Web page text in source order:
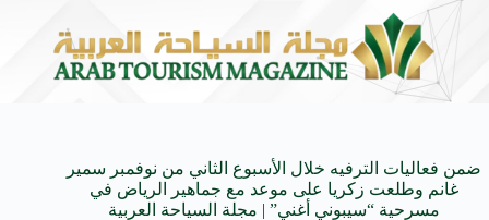
7 أغسطس 2026 مهرجان صيف بريدة يستقطب أكثر من 4 آلاف زائر يوميا ويوفر 500
ضمن فعاليات الترفيه خلال الأسبوع الثاني من نوفمبر سمير
غانم وطلعت زكريا على موعد مع جماهير الرياض في
مسرحية “سيبوني أغني” | مجلة السياحة العربية